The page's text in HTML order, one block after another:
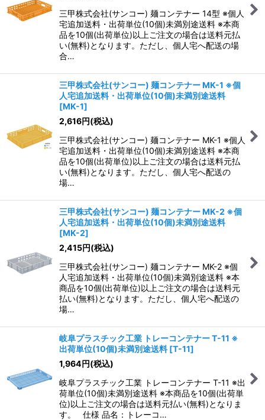
三甲株式会社(サンコー) 麺コンテナー 14型 ※個人
宅追加送料・出荷単位(10個)未満別途送料 ※本商
品を10個(出荷単位)以上ご注文の場合は送料元払
い(無料)となります。ただし、個人宅へ配送の場
合…
三甲株式会社(サンコー) 麺コンテナー MK-1 ※個
人宅追加送料・出荷単位(10個)未満別途送料
[MK-1]
2,616円(税込)
三甲株式会社(サンコー) 麺コンテナー MK-1 ※個人
宅追加送料・出荷単位(10個)未満別途送料 ※本商
品を10個(出荷単位)以上ご注文の場合は送料元払
い(無料)となります。ただし、個人宅へ配送の
場…
三甲株式会社(サンコー) 麺コンテナー MK-2 ※個
人宅追加送料・出荷単位(10個)未満別途送料
[MK-2]
2,415円(税込)
三甲株式会社(サンコー) 麺コンテナー MK-2 ※個
人宅追加送料・出荷単位(10個)未満別途送料 ※本
商品を10個(出荷単位)以上ご注文の場合は送料元
払い(無料)となります。ただし、個人宅へ配送の
場…
岐阜プラスチック工業 トレーコンテナー T-11 ※
出荷単位(10個)未満別途送料 [T-11]
1,964円(税込)
岐阜プラスチック工業 トレーコンテナー T-11 ※出
荷単位(10個)未満別途送料 ※本商品を10個(出荷単
位)以上ご注文の場合は送料元払い(無料)となりま
す。 仕様 品名：トレーコ…